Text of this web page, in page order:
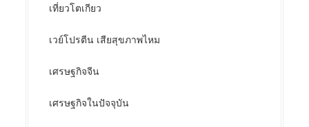
เที่ยวโตเกียว
เวย์โปรตีน เสียสุขภาพไหม
เศรษฐกิจจีน
เศรษฐกิจในปัจจุบัน